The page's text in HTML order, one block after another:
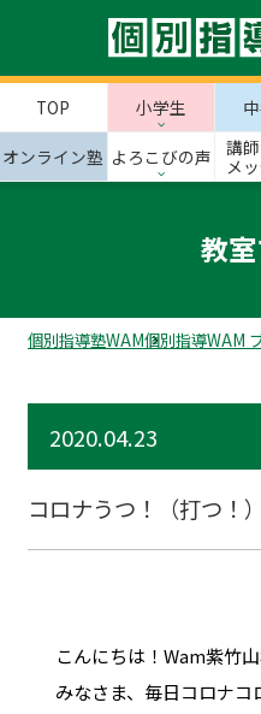
TOP 小学生
オンライン塾 よろこびの声
講
メ
教
個別指導塾WAM個別指導WAM
2020.04.23
コロナうつ！（打つ！）
こんにちは！Wam紫竹山
みなさま、毎日コロナ